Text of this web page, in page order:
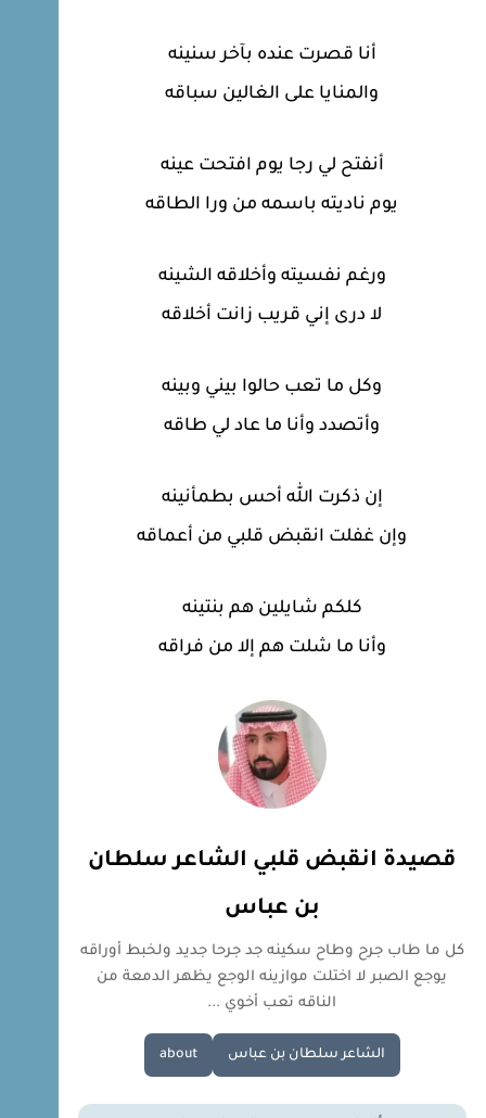
أنا قصرت عنده بآخر سنينه
والمنايا على الغالين سباقه
أنفتح لي رجا يوم افتحت عينه
يوم ناديته باسمه من ورا الطاقه
ورغم نفسيته وأخلاقه الشينه
لا درى إني قريب زانت أخلاقه
وكل ما تعب حالوا بيني وبينه
وأتصدد وأنا ما عاد لي طاقه
إن ذكرت الله أحس بطمأنينه
وإن غفلت انقبض قلبي من أعماقه
كلكم شايلين هم بنتينه
وأنا ما شلت هم إلا من فراقه
قصيدة انقبض قلبي الشاعر سلطان
بن عباس
كل ما طاب جرح وطاح سكينه جد جرحا جديد ولخبط أوراقه
يوجع الصبر لا اختلت موازينه الوجع يظهر الدمعة من
الناقه تعب أخوي ...
الشاعر سلطان بن عباس about